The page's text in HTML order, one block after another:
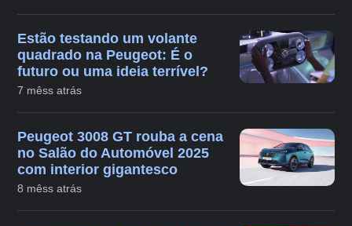
Estão testando um volante
quadrado na Peugeot: É o
futuro ou uma ideia terrível?
7 mêss atrás
Peugeot 3008 GT rouba a cena
no Salão do Automóvel 2025
com interior gigantesco
8 mêss atrás